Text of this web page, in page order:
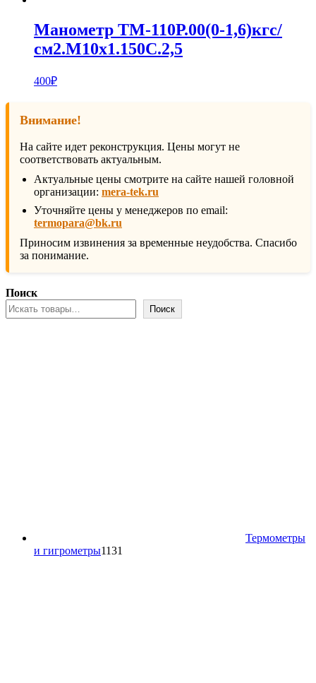
Манометр ТМ-110Р.00(0-1,6)кгс/
см2.M10х1.150С.2,5
400₽
Внимание!
На сайте идет реконструкция. Цены могут не
соответствовать актуальным.
Актуальные цены смотрите на сайте нашей головной
организации: mera-tek.ru
Уточняйте цены у менеджеров по email:
termopara@bk.ru
Приносим извинения за временные неудобства. Спасибо
за понимание.
Поиск
Поиск
Термометры
и гигрометры1131